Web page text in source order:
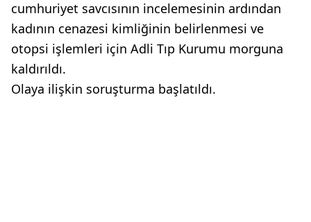
cumhuriyet savcısının incelemesinin ardından
kadının cenazesi kimliğinin belirlenmesi ve
otopsi işlemleri için Adli Tıp Kurumu morguna
kaldırıldı.
Olaya ilişkin soruşturma başlatıldı.